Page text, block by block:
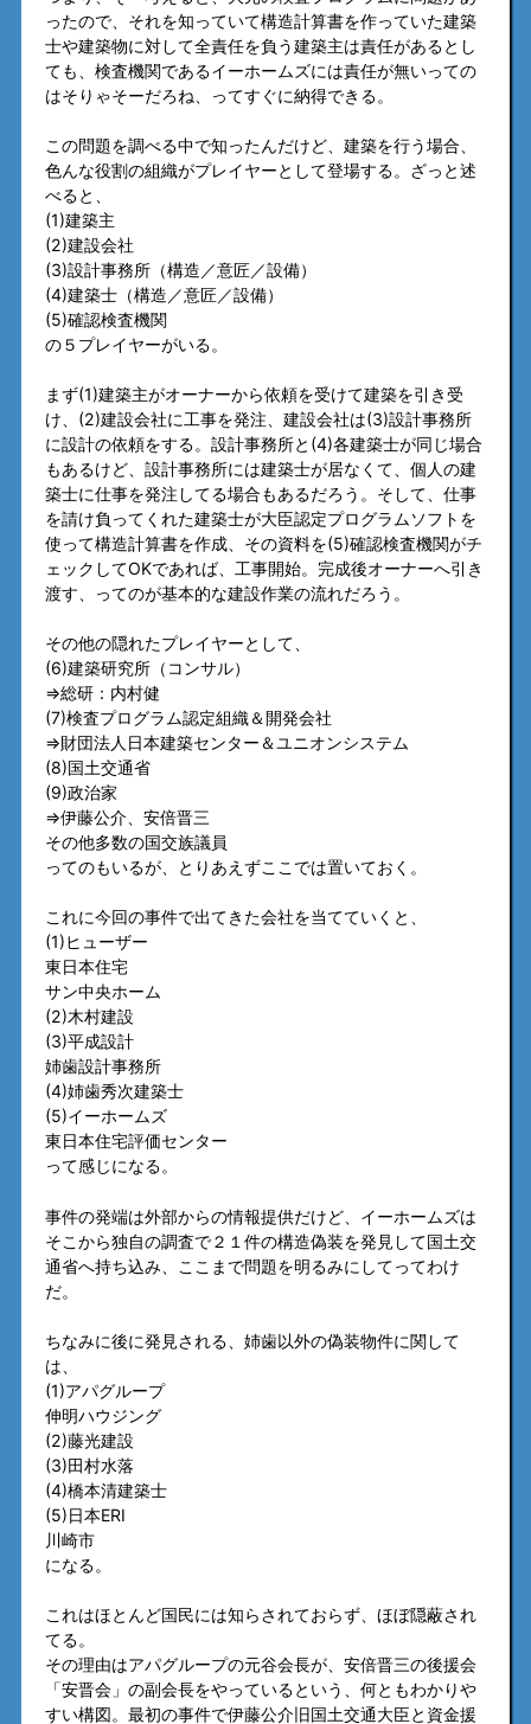
ったので、それを知っていて構造計算書を作っていた建築
士や建築物に対して全責任を負う建築主は責任があるとし
ても、検査機関であるイーホームズには責任が無いっての
はそりゃそーだろね、ってすぐに納得できる。
この問題を調べる中で知ったんだけど、建築を行う場合、
色んな役割の組織がプレイヤーとして登場する。ざっと述
べると、
(1)建築主
(2)建設会社
(3)設計事務所（構造／意匠／設備）
(4)建築士（構造／意匠／設備）
(5)確認検査機関
の５プレイヤーがいる。
まず(1)建築主がオーナーから依頼を受けて建築を引き受
け、(2)建設会社に工事を発注、建設会社は(3)設計事務所
に設計の依頼をする。設計事務所と(4)各建築士が同じ場合
もあるけど、設計事務所には建築士が居なくて、個人の建
築士に仕事を発注してる場合もあるだろう。そして、仕事
を請け負ってくれた建築士が大臣認定プログラムソフトを
使って構造計算書を作成、その資料を(5)確認検査機関がチ
ェックしてOKであれば、工事開始。完成後オーナーへ引き
渡す、ってのが基本的な建設作業の流れだろう。
その他の隠れたプレイヤーとして、
(6)建築研究所（コンサル）
⇒総研：内村健
(7)検査プログラム認定組織＆開発会社
⇒財団法人日本建築センター＆ユニオンシステム
(8)国土交通省
(9)政治家
⇒伊藤公介、安倍晋三
その他多数の国交族議員
ってのもいるが、とりあえずここでは置いておく。
これに今回の事件で出てきた会社を当てていくと、
(1)ヒューザー
東日本住宅
サン中央ホーム
(2)木村建設
(3)平成設計
姉歯設計事務所
(4)姉歯秀次建築士
(5)イーホームズ
東日本住宅評価センター
って感じになる。
事件の発端は外部からの情報提供だけど、イーホームズは
そこから独自の調査で２１件の構造偽装を発見して国土交
通省へ持ち込み、ここまで問題を明るみにしてってわけ
だ。
ちなみに後に発見される、姉歯以外の偽装物件に関して
は、
(1)アパグループ
伸明ハウジング
(2)藤光建設
(3)田村水落
(4)橋本清建築士
(5)日本ERI
川崎市
になる。
これはほとんど国民には知らされておらず、ほぼ隠蔽され
てる。
その理由はアパグループの元谷会長が、安倍晋三の後援会
「安晋会」の副会長をやっているという、何ともわかりや
すい構図。最初の事件で伊藤公介旧国土交通大臣と資金援